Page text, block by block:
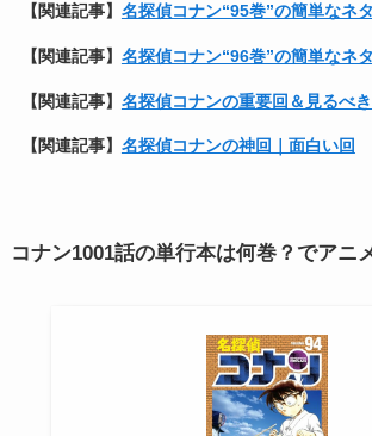
【関連記事】 名探偵コナン“95巻”の簡単なネ
【関連記事】 名探偵コナン“96巻”の簡単なネ
【関連記事】 名探偵コナンの重要回＆見るべ
【関連記事】 名探偵コナンの神回｜面白い回
コナン1001話の単行本は何巻？でアニ